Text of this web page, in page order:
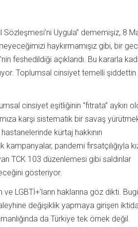
Uygula” dememişiz, 8
haykırmamışız gibi, bir
feshedildiği açıklandı. Bu kararla
Toplumsal cinsiyet temelli
cinsiyet eşitliğinin “fıtrata” aykırı
karşı sistematik bir savaş
kürtaj hakkının
kampanyalar, pandemi fırsatçılığıyla
TCK 103 düzenlemesi gibi saldırılar
gösteriyor.
LGBTİ+’ların haklarına göz dikti.
değişiklik yapmaya girişen
da Türkiye tek örnek değil.